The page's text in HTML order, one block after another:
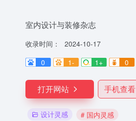
室内设计与装修杂志
收录时间：
2024-10-17
0
1- 1+ 0
打开网站 手机查看
设计灵感 # 国内灵感